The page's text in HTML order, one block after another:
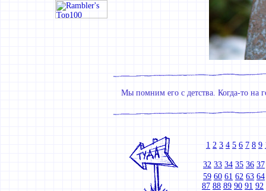
Мы помним его с детства. Когда-то на
1 2 3 4 5 6 7 8 9
32 33 34 35 36 37
59 60 61 62 63 64
87 88 89 90 91 92